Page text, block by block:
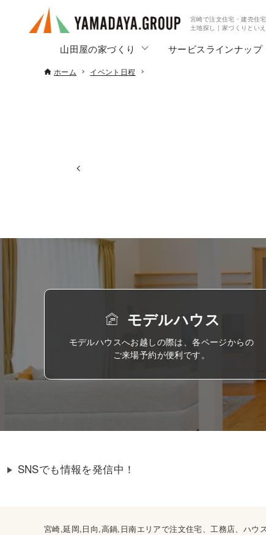
宮崎で注文住宅・建売住
土地探し | 家づくりとい
山田屋の家づくり サービスラインナップ
ホーム イベント日程
モデルハウス
モデルハウスへお越しの際は、各ページからの
ご来場予約が便利です。
SNSでも情報を発信中！
宮崎,延岡,日向,高鍋,日南エリアで注文住宅、工務店、ハウ